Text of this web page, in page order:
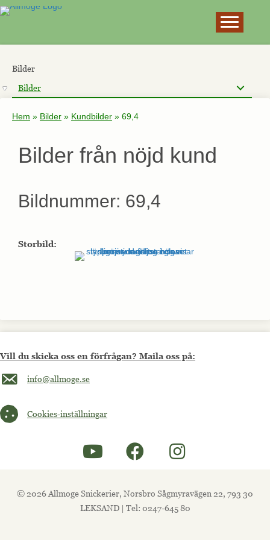
Bilder
Bilder
Hem » Bilder » Kundbilder » 69,4
Bilder från nöjd kund
Bildnummer: 69,4
Storbild:
Vill du skicka oss en förfrågan? Maila oss på:
Maila oss på info@allmoge.se
info@allmoge.se
Cookies-inställningar
Cookies-inställningar
© 2026 Allmoge Snickerier, Norsbro Sågmyravägen 22, 793 30
LEKSAND | Tel: 0247-645 80